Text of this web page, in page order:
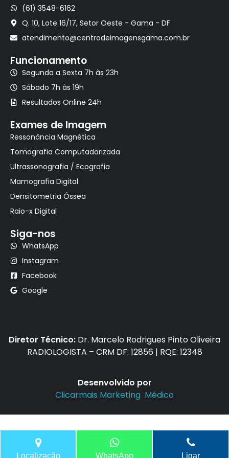
(61) 3548-6162
Q. 10, Lote 16/17, Setor Oeste - Gama - DF
atendimento@centrodeimagensgama.com.br
Funcionamento
Segunda a Sexta 7h às 23h
Sábado 7h às 19h
Resultados Online 24h
Exames de Imagem
Ressonância Magnética
Tomografia Computadorizada
Ultrassonografia / Ecografia
Mamografia Digital
Densitometria Óssea
Raio-x Digital
Siga-nos
WhatsApp
Instagram
Facebook
Google
Diretor Técnico: Dr. Marcelo Rodrigues Pinto Oliveira
RADIOLOGISTA – CRM DF: 12856 | RQE: 12348
Desenvolvido por
Clicarmais Marketing Médico
Localização WhatsApp Ligar